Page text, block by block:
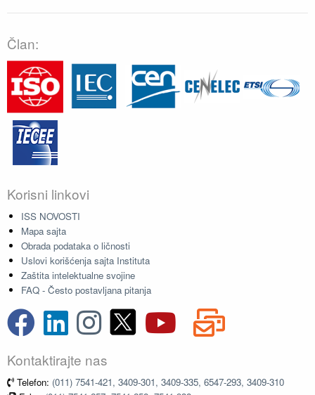
Član:
Korisni linkovi
ISS NOVOSTI
Mapa sajta
Obrada podataka o ličnosti
Uslovi korišćenja sajta Instituta
Zaštita intelektualne svojine
FAQ - Često postavljana pitanja
Kontaktirajte nas
Telefon: (011) 7541-421, 3409-301, 3409-335, 6547-293, 3409-310